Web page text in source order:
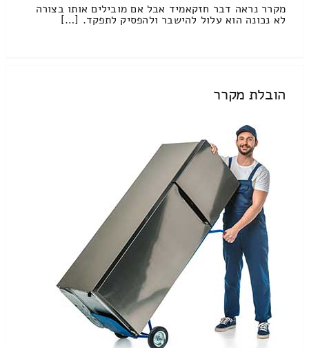
מקרר נראה דבר חזקאמיד אבל אם מובילים אותו בצורה
לא נכונה הוא עלול להישבר ולהפסיק לתפקד. […]
הובלת מקרר